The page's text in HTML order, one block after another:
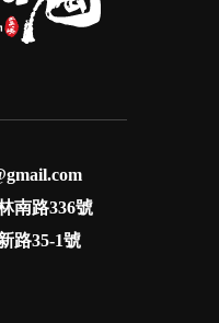
南路336號
路35-1號